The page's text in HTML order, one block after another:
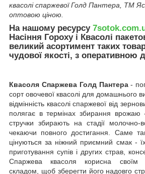
квасолі спаржевої Голд Пантера, ТМ
оптовою ціною.
На нашому ресурсу
Насіння Гороху і Квасолі
великий асортимент таких
чудової якості, з оперативною
Квасоля Спаржева Голд Пантера-
сорт овочевої квасолі для домашнього
відмінність квасолі спаржевої від
полягає в термінах збирання врожаю
стручки збирають на стадії молочно-
чекаючи повного достигання. Саме
цінуються за ніжний приємний смак -
приготування супів і других страв,
Спаржева квасоля корисна своїм
складом, щоб зберегти його надовго